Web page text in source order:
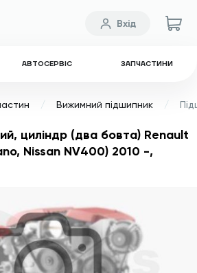
АВТОСЕРВІС ЗАПЧАСТИНИ
Вхід
Вижимний підшипник
циліндр (два бовта) Renault
Nissan NV400) 2010 -,